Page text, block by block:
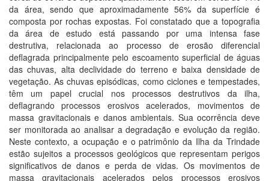
da área, sendo que aproximadamente 56% da superfície é
composta por rochas expostas. Foi constatado que a topografia
da área de estudo está passando por uma intensa fase
destrutiva, relacionada ao processo de erosão diferencial
deflagrada principalmente pelo escoamento superficial de águas
das chuvas, alta declividade do terreno e baixa densidade de
vegetação. As chuvas episódicas, como ciclones e tempestades,
têm um papel crucial nos processos destrutivos da ilha,
deflagrando processos erosivos acelerados, movimentos de
massa gravitacionais e danos ambientais. Sua ocorrência deve
ser monitorada ao analisar a degradação e evolução da região.
Neste contexto, a ocupação e o patrimônio da Ilha da Trindade
estão sujeitos a processos geológicos que representam perigos
significativos de danos e perda de vidas. Os movimentos de
massa gravitacionais acelerados pelos processos erosivos